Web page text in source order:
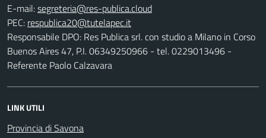
E-mail:
PEC:
Responsabile DPO: Res Publica srl. con studio a Milano in Corso
Buenos Aires 47, P.I. 06349250966 - tel. 0229013496 -
Referente Paolo Calzavara
LINK UTILI
Provincia di Savona